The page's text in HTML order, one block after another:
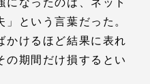
という言葉だった。
かけるほど結果に表れ
の期間だけ損するとい